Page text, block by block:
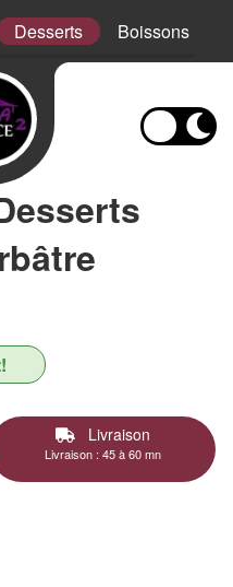
Desserts Boissons
Livraison
Livraison : 45 à 60 mn